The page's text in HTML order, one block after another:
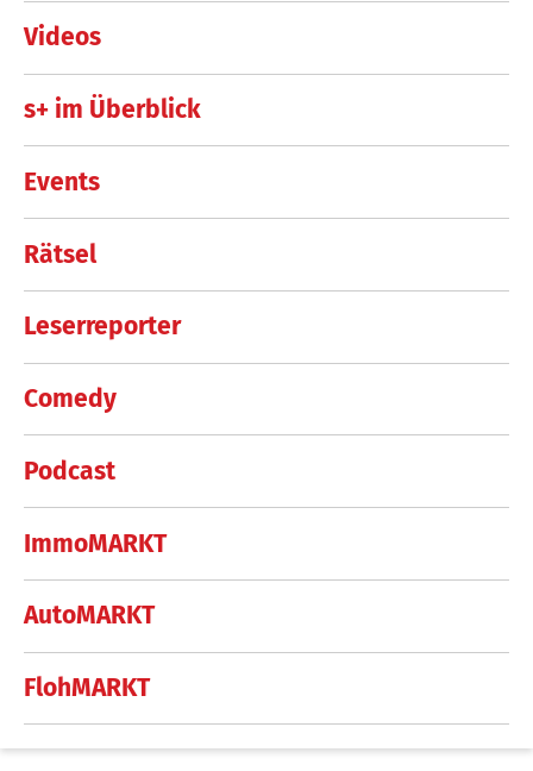
Videos
s+ im Überblick
Events
Rätsel
Leserreporter
Comedy
Podcast
ImmoMARKT
AutoMARKT
FlohMARKT